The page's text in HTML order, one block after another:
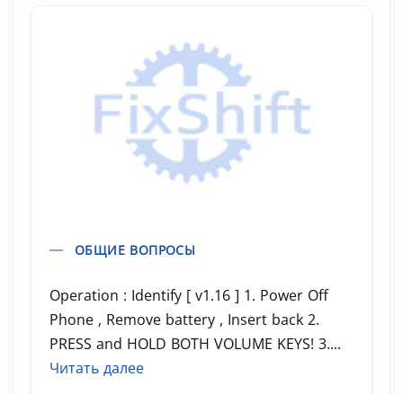
ОБЩИЕ ВОПРОСЫ
Operation : Identify [ v1.16 ] 1. Power Off
Phone , Remove battery , Insert back 2.
PRESS and HOLD BOTH VOLUME KEYS! 3....
Читать далее